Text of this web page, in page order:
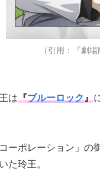
（引用：『劇
は『ブルーロック』
コーポレーション」
た玲王。